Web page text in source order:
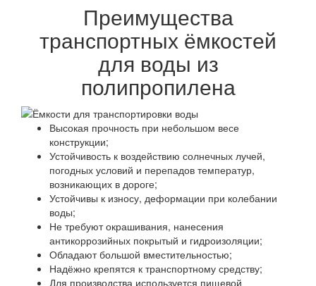
Преимущества
транспортных ёмкостей
для воды из
полипропилена
Высокая прочность при небольшом весе
конструкции;
Устойчивость к воздействию солнечных лучей,
погодных условий и перепадов температур,
возникающих в дороге;
Устойчивы к износу, деформации при колебании
воды;
Не требуют окрашивания, нанесения
антикоррозийных покрытый и гидроизоляции;
Обладают большой вместительностью;
Надёжно крепятся к транспортному средству;
Для производства используется пищевой